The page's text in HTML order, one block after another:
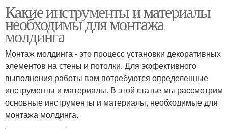
Какие инструменты и материалы
необходимы для монтажа
молдинга
Монтаж молдинга - это процесс установки декоративных
элементов на стены и потолки. Для эффективного
выполнения работы вам потребуются определенные
инструменты и материалы. В этой статье мы рассмотрим
основные инструменты и материалы, необходимые для
монтажа молдинга.